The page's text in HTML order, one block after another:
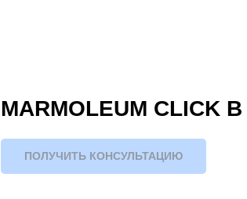
MARMOLEUM CLICK
ПОЛУЧИТЬ КОНСУЛЬТАЦИЮ